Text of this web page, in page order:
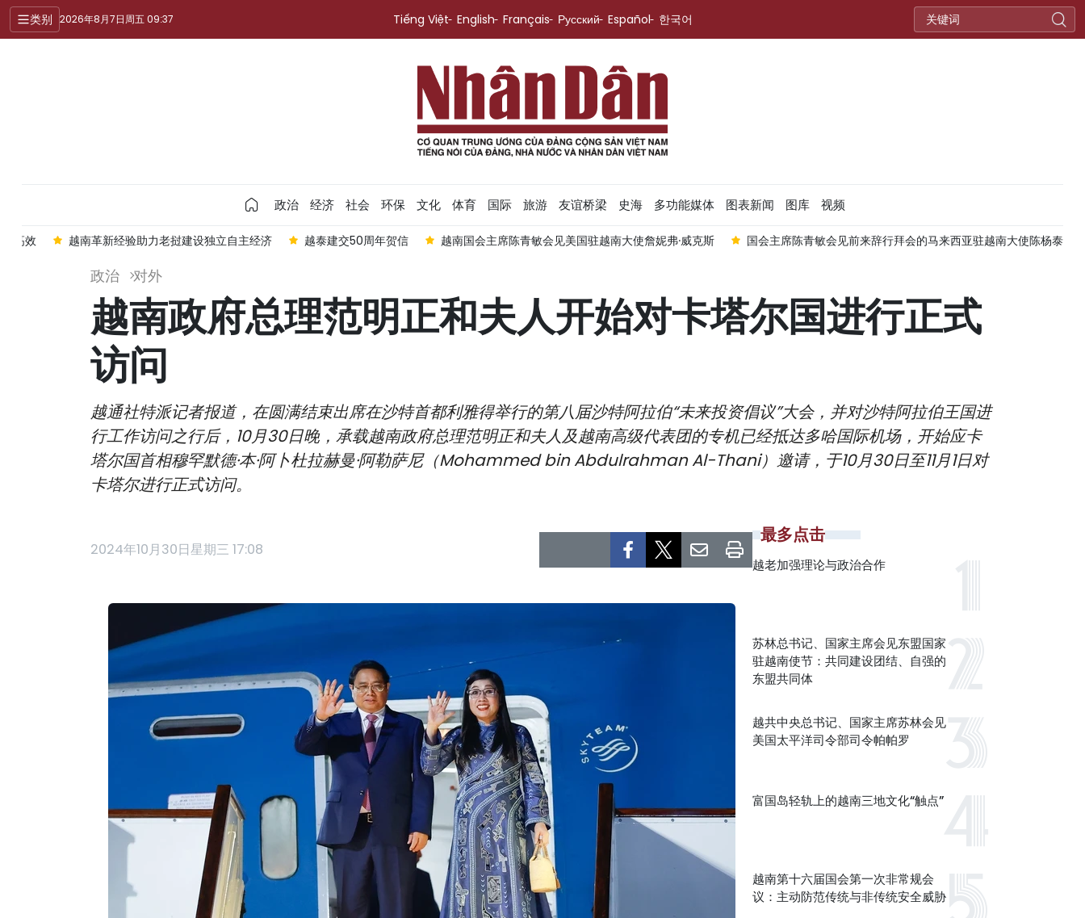
类别 2026年8月7日周五 09:37 Tiếng Việt English Français Русский Español 한국어
政治 经济 社会 环保 文化 体育 国际 旅游 友谊桥梁 史海 多功能媒体 图表新闻 图库 视频
高效 越南革新经验助力老挝建设独立自主经济 越泰建交50周年贺信 越南国会主席陈青敏会见美国驻越南大使詹妮弗·威克斯 国会主席陈青敏会见前来辞行拜会的马来西亚驻越南大使陈杨泰
政治 对外
越南政府总理范明正和夫人开始对卡塔尔国进行正式
访问
越通社特派记者报道，在圆满结束出席在沙特首都利雅得举行的第八届沙特阿拉伯“未来投资倡议”大会，并对沙特阿拉伯王国进
行工作访问之行后，10月30日晚，承载越南政府总理范明正和夫人及越南高级代表团的专机已经抵达多哈国际机场，开始应卡
塔尔国首相穆罕默德·本·阿卜杜拉赫曼·阿勒萨尼（Mohammed bin Abdulrahman Al-Thani）邀请，于10月30日至11月1日对
卡塔尔进行正式访问。
2024年10月30日星期三 17:08
最多点击
越老加强理论与政治合作
苏林总书记、国家主席会见东盟国家
驻越南使节：共同建设团结、自强的
东盟共同体
越共中央总书记、国家主席苏林会见
美国太平洋司令部司令帕帕罗
富国岛轻轨上的越南三地文化“触点”
越南第十六届国会第一次非常规会
议：主动防范传统与非传统安全威胁